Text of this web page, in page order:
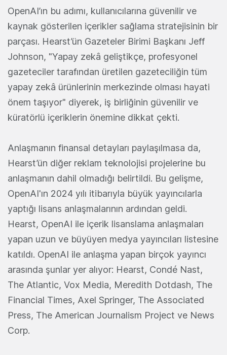
OpenAI’ın bu adımı, kullanıcılarına güvenilir ve
kaynak gösterilen içerikler sağlama stratejisinin bir
parçası. Hearst’ün Gazeteler Birimi Başkanı Jeff
Johnson, "Yapay zekâ geliştikçe, profesyonel
gazeteciler tarafından üretilen gazeteciliğin tüm
yapay zekâ ürünlerinin merkezinde olması hayati
önem taşıyor" diyerek, iş birliğinin güvenilir ve
küratörlü içeriklerin önemine dikkat çekti.
Anlaşmanın finansal detayları paylaşılmasa da,
Hearst’ün diğer reklam teknolojisi projelerine bu
anlaşmanın dahil olmadığı belirtildi. Bu gelişme,
OpenAI'ın 2024 yılı itibarıyla büyük yayıncılarla
yaptığı lisans anlaşmalarının ardından geldi.
Hearst, OpenAI ile içerik lisanslama anlaşmaları
yapan uzun ve büyüyen medya yayıncıları listesine
katıldı. OpenAI ile anlaşma yapan birçok yayıncı
arasında şunlar yer alıyor: Hearst, Condé Nast,
The Atlantic, Vox Media, Meredith Dotdash, The
Financial Times, Axel Springer, The Associated
Press, The American Journalism Project ve News
Corp.